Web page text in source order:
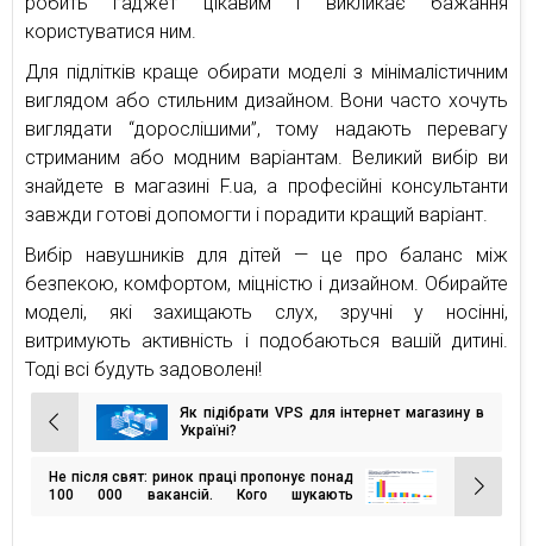
користуватися ним.
Для підлітків краще обирати моделі з мінімалістичним
виглядом або стильним дизайном. Вони часто хочуть
виглядати “дорослішими”, тому надають перевагу
стриманим або модним варіантам. Великий вибір ви
знайдете в магазині F.ua, а професійні консультанти
завжди готові допомогти і порадити кращий варіант.
Вибір навушників для дітей — це про баланс між
безпекою, комфортом, міцністю і дизайном. Обирайте
моделі, які захищають слух, зручні у носінні,
витримують активність і подобаються вашій дитині.
Тоді всі будуть задоволені!
Навігація
записів
Як підібрати VPS для інтернет магазину в
Україні?
Не після свят: ринок праці пропонує понад
100 000 вакансій. Кого шукають